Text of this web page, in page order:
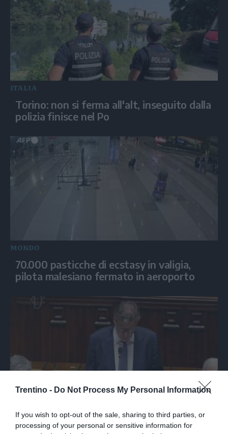
Trentino - Do Not Process My Personal Information
If you wish to opt-out of the sale, sharing to third parties, or
processing of your personal or sensitive information for
ITALIA
Torino: non si ferma all'alt, inseguito dalla
polizia finisce nel Po
MONDO
70.000 pasticche di ecstasy in valigia,
pilota malesiano fermato in aeroporto
Giorgetti: “Ok dell'Ue alla clausola a